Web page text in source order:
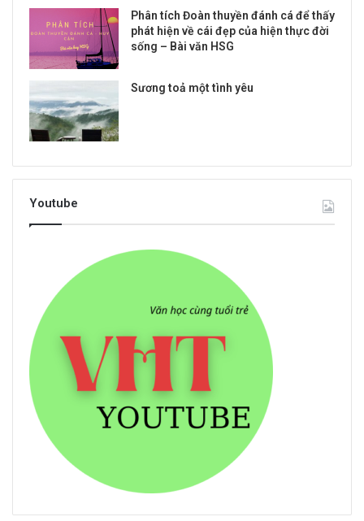
Phân tích Đoàn thuyền đánh cá để thấy
phát hiện về cái đẹp của hiện thực đời
sống – Bài văn HSG
Sương toả một tình yêu
Youtube